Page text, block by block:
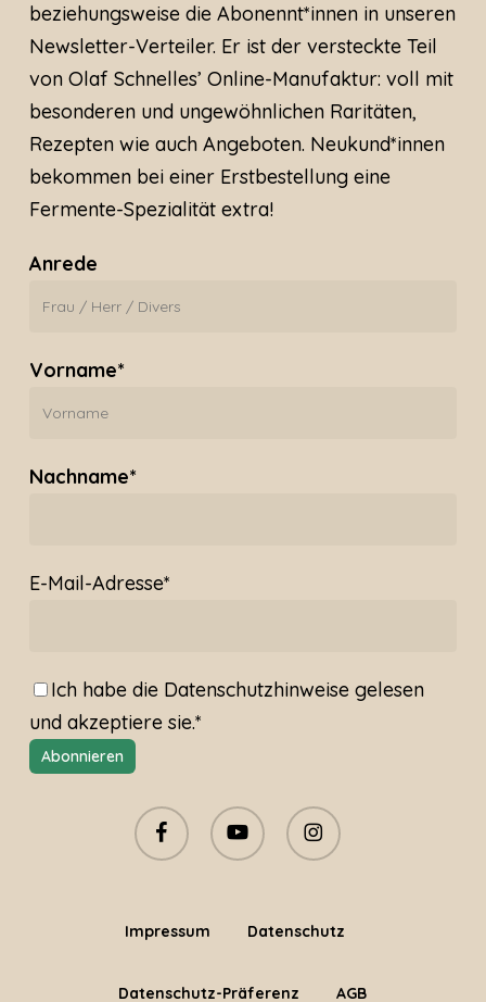
beziehungsweise die Abonennt*innen in unseren
Newsletter-Verteiler. Er ist der versteckte Teil
von Olaf Schnelles’ Online-Manufaktur: voll mit
besonderen und ungewöhnlichen Raritäten,
Rezepten wie auch Angeboten. Neukund*innen
bekommen bei einer Erstbestellung eine
Fermente-Spezialität extra!
Anrede
Vorname*
Nachname*
E-Mail-Adresse*
Ich habe die Datenschutzhinweisegelesen
und akzeptiere sie.*
facebook youtube instagram
Impressum Datenschutz
Datenschutz-Präferenz AGB